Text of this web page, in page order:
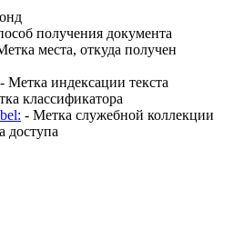
получения документа
места, откуда получен
- Метка индексации текста
классификатора
- Метка служебной коллекции
доступа